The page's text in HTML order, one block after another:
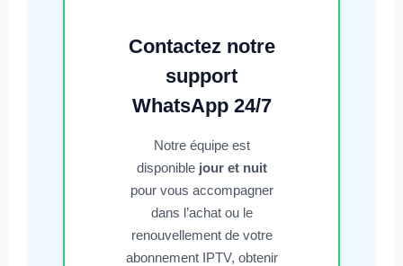
Contactez notre
support
WhatsApp 24/7
Notre équipe est
disponible jour et nuit
pour vous accompagner
dans l’achat ou le
renouvellement de votre
abonnement IPTV, obtenir